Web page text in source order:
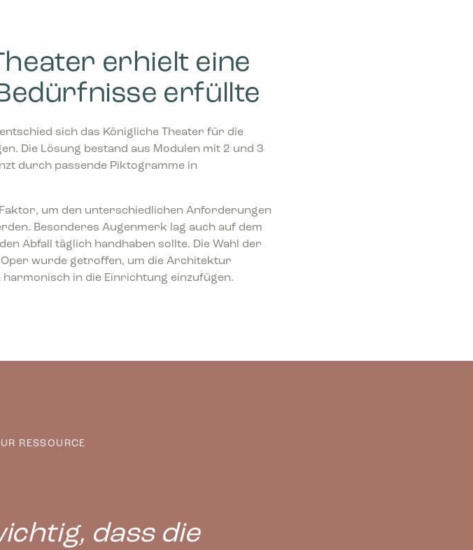
auf Webseiten zu folgen. Die Absicht ist,
erhielt eine
erfüllte
sich das Königliche Theater für die
Die Lösung bestand aus Modulen mit 2 und 3
durch passende Piktogramme in
um den unterschiedlichen Anforderungen
Besonderes Augenmerk lag auch auf dem
Abfall täglich handhaben sollte. Die Wahl der
wurde getroffen, um die Architektur
in die Einrichtung einzufügen.
RESSOURCE
dass die